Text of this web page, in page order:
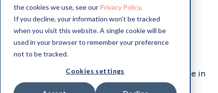
the cookies we use, see our Privacy Policy.
If you decline, your information won’t be tracked
when you visit this website. A single cookie will be
used in your browser to remember your preference
not to be tracked.
Cookies settings
Willkommen bei Ihrem lokalen GoMore Guide
Empfehlungen für fahrerfreundliche Erlebnisse in
Dänemark. Im Laufe der Zeit haben wir kleine,